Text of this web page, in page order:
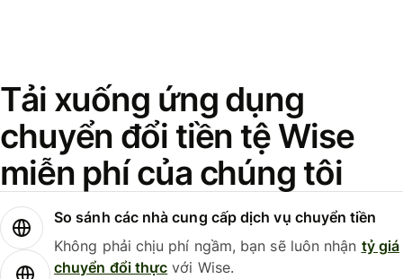
Tải xuống ứng dụng
chuyển đổi tiền tệ Wise
miễn phí của chúng tôi
So sánh các nhà cung cấp dịch vụ chuyển tiền
Không phải chịu phí ngầm, bạn sẽ luôn nhận tỷ giá
chuyển đổi thực với Wise.